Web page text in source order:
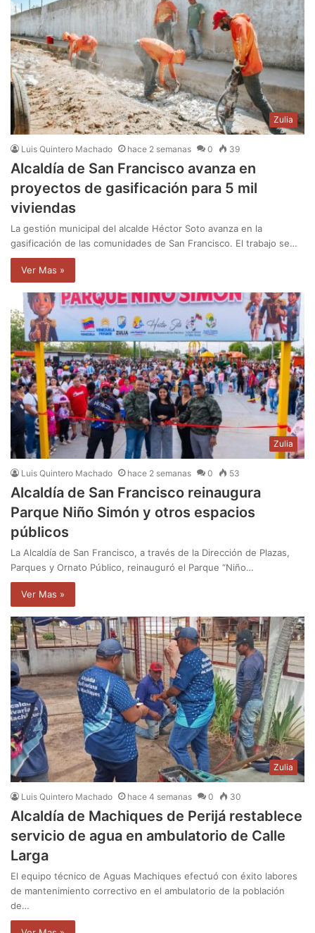
Zulia
Luis Quintero Machado hace 2 semanas 0 39
Alcaldía de San Francisco avanza en
proyectos de gasificación para 5 mil
viviendas
La gestión municipal del alcalde Héctor Soto avanza en la
gasificación de las comunidades de San Francisco. El trabajo se…
Ver Mas »
Zulia
Luis Quintero Machado hace 2 semanas 0 53
Alcaldía de San Francisco reinaugura
Parque Niño Simón y otros espacios
públicos
La Alcaldía de San Francisco, a través de la Dirección de Plazas,
Parques y Ornato Público, reinauguró el Parque “Niño…
Ver Mas »
Zulia
Luis Quintero Machado hace 4 semanas 0 30
Alcaldía de Machiques de Perijá restablece
servicio de agua en ambulatorio de Calle
Larga
El equipo técnico de Aguas Machiques efectuó con éxito labores
de mantenimiento correctivo en el ambulatorio de la población
de…